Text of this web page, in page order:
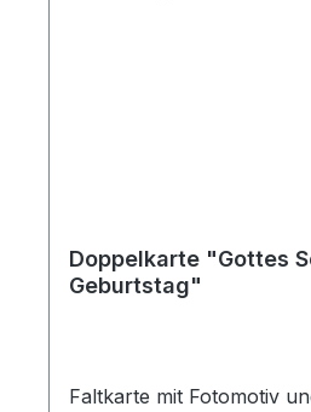
Doppelkarte "Gottes
Geburtstag"
Faltkarte mit Fotomotiv